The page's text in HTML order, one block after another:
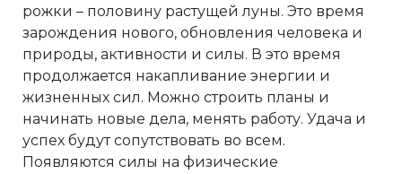
рожки – половину растущей луны. Это время
зарождения нового, обновления человека и
природы, активности и силы. В это время
продолжается накапливание энергии и
жизненных сил. Можно строить планы и
начинать новые дела, менять работу. Удача и
успех будут сопутствовать во всем.
Появляются силы на физические